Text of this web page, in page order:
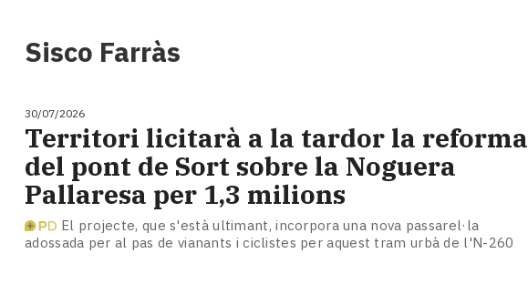
Cultura
tant!
TV
i
mitjans
El
temps
Reportatges
Sisco Farràs
30/07/2026
Territori licitarà a la tardor la reforma
del pont de Sort sobre la Noguera
Pallaresa per 1,3 milions
El projecte, que s'està ultimant, incorpora una nova passarel·la
adossada per al pas de vianants i ciclistes per aquest tram urbà de l'N-260